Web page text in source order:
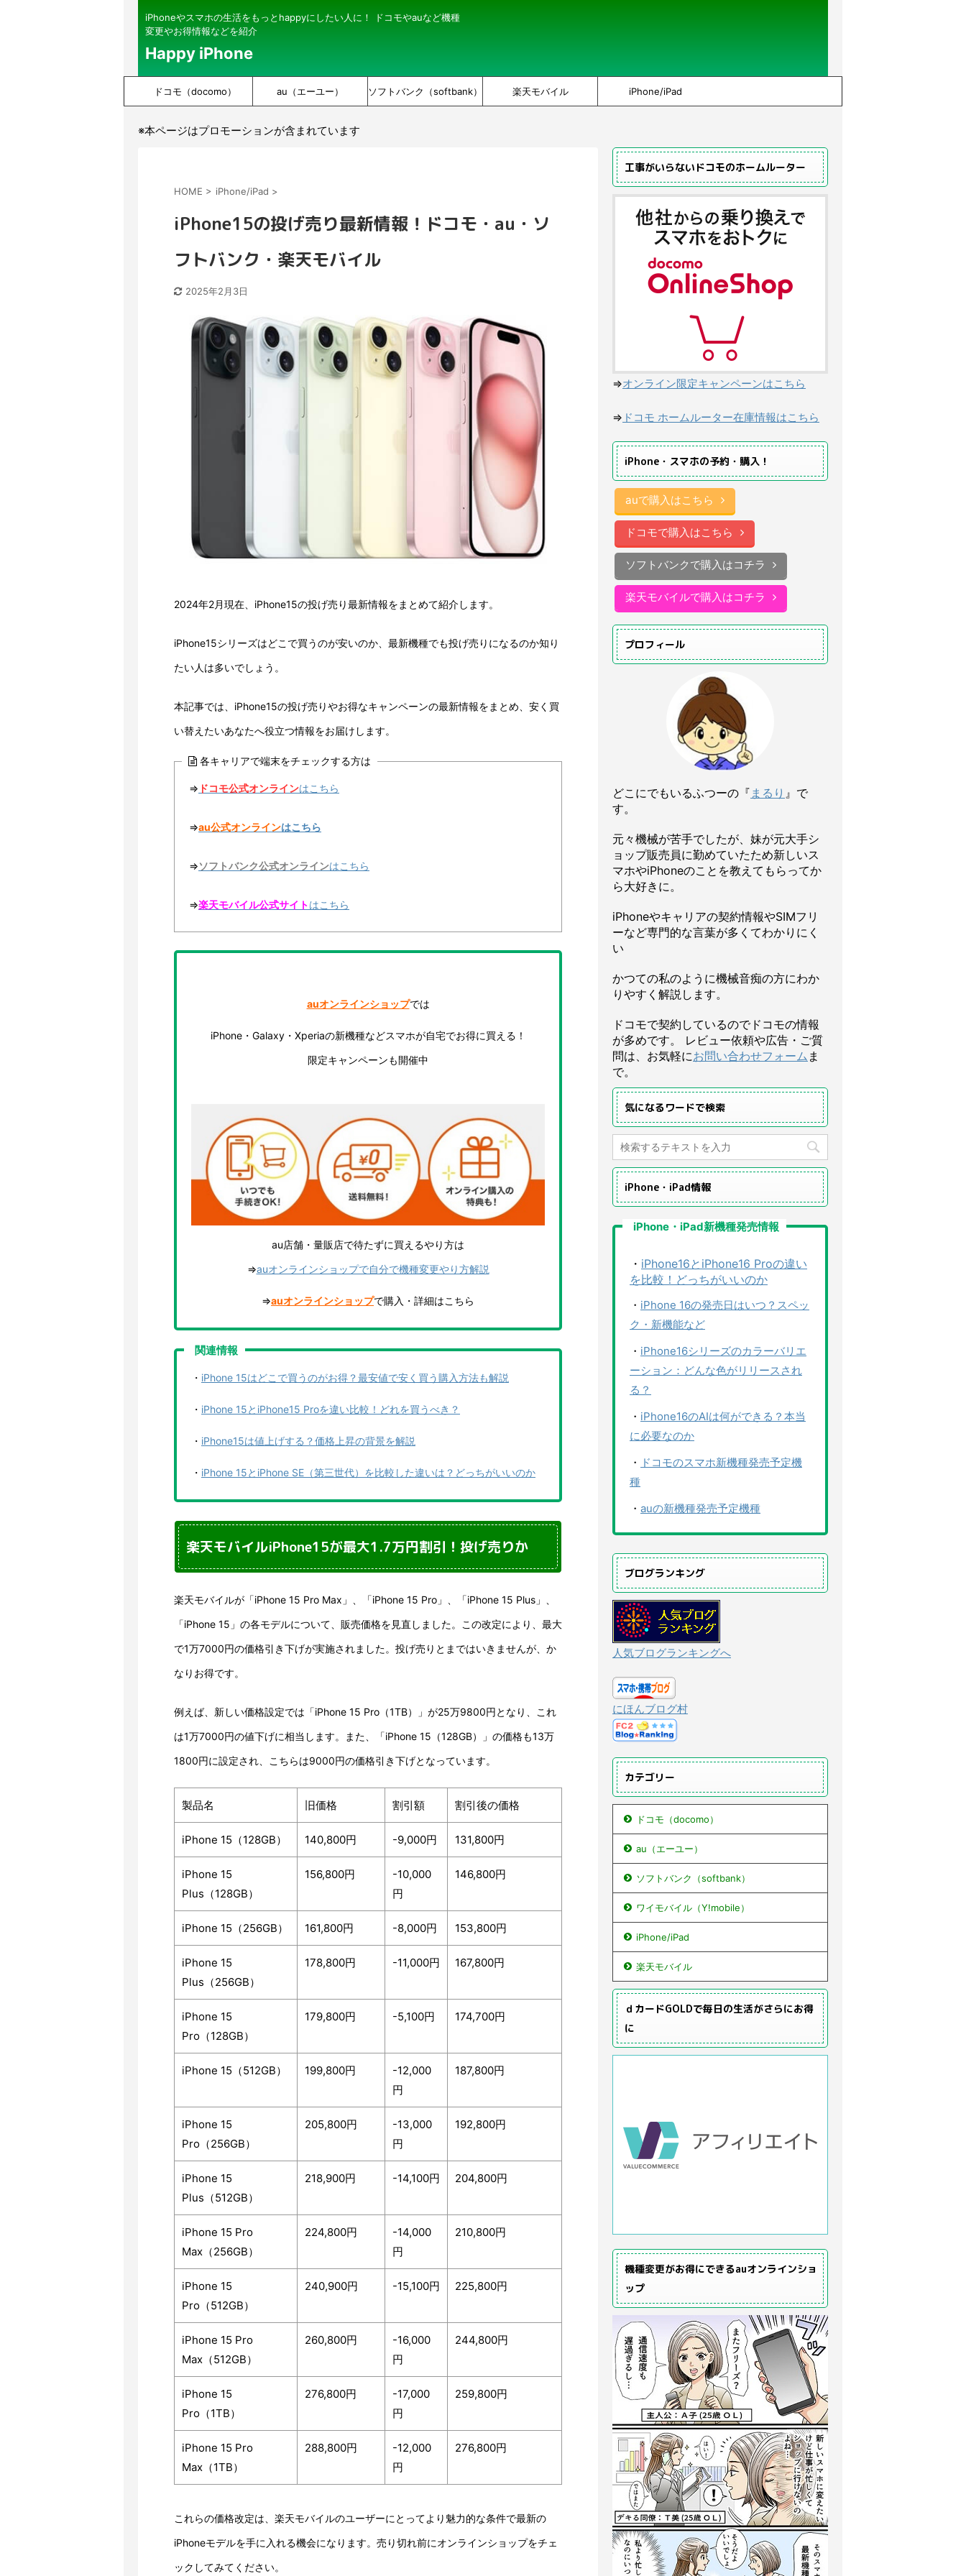
iPhoneやスマホの生活をもっとhappyにしたい人に！ ドコモやauなど機種
変更やお得情報などを紹介
Happy iPhone
ドコモ（docomo） au（エーユー） ソフトバンク（softbank） 楽天モバイル iPhone/iPad
※本ページはプロモーションが含まれています
HOME > iPhone/iPad >
iPhone15の投げ売り最新情報！ドコモ・au・ソ
フトバンク・楽天モバイル
2025年2月3日
2024年2月現在、iPhone15の投げ売り最新情報をまとめて紹介します。
iPhone15シリーズはどこで買うのが安いのか、最新機種でも投げ売りになるのか知り
たい人は多いでしょう。
本記事では、iPhone15の投げ売りやお得なキャンペーンの最新情報をまとめ、安く買
い替えたいあなたへ役立つ情報をお届けします。
各キャリアで端末をチェックする方は
⇒ ドコモ公式オンラインはこちら
⇒au公式オンラインはこちら
⇒ソフトバンク公式オンラインはこちら
⇒楽天モバイル公式サイトはこちら
auオンラインショップでは
iPhone・Galaxy・Xperiaの新機種などスマホが自宅でお得に買える！
限定キャンペーンも開催中
au店舗・量販店で待たずに買えるやり方は
⇒auオンラインショップで自分で機種変更やり方解説
⇒auオンラインショップで購入・詳細はこちら
関連情報
・ iPhone 15はどこで買うのがお得？最安値で安く買う購入方法も解説
・ iPhone 15とiPhone15 Proを違い比較！どれを買うべき？
・ iPhone15は値上げする？価格上昇の背景を解説
・ iPhone 15とiPhone SE（第三世代）を比較した違いは？どっちがいいのか
楽天モバイルiPhone15が最大1.7万円割引！投げ売りか
楽天モバイルが「iPhone 15 Pro Max」、「iPhone 15 Pro」、「iPhone 15 Plus」、
「iPhone 15」の各モデルについて、販売価格を見直しました。この改定により、最大
で1万7000円の価格引き下げが実施されました。投げ売りとまではいきませんが、か
なりお得です。
例えば、新しい価格設定では「iPhone 15 Pro（1TB）」が25万9800円となり、これ
は1万7000円の値下げに相当します。また、「iPhone 15（128GB）」の価格も13万
1800円に設定され、こちらは9000円の価格引き下げとなっています。
製品名 旧価格 割引額 割引後の価格
iPhone 15（128GB） 140,800円 -9,000円 131,800円
iPhone 15
Plus（128GB）
156,800円
-10,000
円
146,800円
iPhone 15（256GB） 161,800円 -8,000円 153,800円
iPhone 15
Plus（256GB）
178,800円 -11,000円 167,800円
iPhone 15
Pro（128GB）
179,800円 -5,100円 174,700円
iPhone 15（512GB） 199,800円
-12,000
円
187,800円
iPhone 15
Pro（256GB）
205,800円
-13,000
円
192,800円
iPhone 15
Plus（512GB）
218,900円 -14,100円 204,800円
iPhone 15 Pro
Max（256GB）
224,800円
-14,000
円
210,800円
iPhone 15
Pro（512GB）
240,900円 -15,100円 225,800円
iPhone 15 Pro
Max（512GB）
260,800円
-16,000
円
244,800円
iPhone 15
Pro（1TB）
276,800円
-17,000
円
259,800円
iPhone 15 Pro
Max（1TB）
288,800円
-12,000
円
276,800円
これらの価格改定は、楽天モバイルのユーザーにとってより魅力的な条件で最新の
iPhoneモデルを手に入れる機会になります。売り切れ前にオンラインショップをチェ
ックしてみてください。
工事がいらないドコモのホームルーター
⇒オンライン限定キャンペーンはこちら
⇒ ドコモ ホームルーター在庫情報はこちら
iPhone・スマホの予約・購入！
auで購入はこちら
ドコモで購入はこちら
ソフトバンクで購入はコチラ
楽天モバイルで購入はコチラ
プロフィール
どこにでもいるふつーの『 まるり 』で
す。
元々機械が苦手でしたが、妹が元大手シ
ョップ販売員に勤めていたため新しいス
マホやiPhoneのことを教えてもらってか
ら大好きに。
iPhoneやキャリアの契約情報やSIMフリ
ーなど専門的な言葉が多くてわかりにく
い
かつての私のように機械音痴の方にわか
りやすく解説します。
ドコモで契約しているのでドコモの情報
が多めです。 レビュー依頼や広告・ご質
問は、お気軽にお問い合わせフォーム ま
で。
気になるワードで検索
iPhone・iPad情報
iPhone・iPad新機種発売情報
・ iPhone16とiPhone16 Proの違い
を比較！どっちがいいのか
・ iPhone 16の発売日はいつ？スペッ
ク・新機能など
・ iPhone16シリーズのカラーバリエ
ーション：どんな色がリリースされ
る？
・ iPhone16のAIは何ができる？本当
に必要なのか
・ ドコモのスマホ新機種発売予定機
種
・ auの新機種発売予定機種
ブログランキング
人気ブログランキングへ
にほんブログ村
カテゴリー
ドコモ（docomo）
au（エーユー）
ソフトバンク（softbank）
ワイモバイル（Y!mobile）
iPhone/iPad
楽天モバイル
ｄカードGOLDで毎日の生活がさらにお得
に
機種変更がお得にできるauオンラインショ
ップ